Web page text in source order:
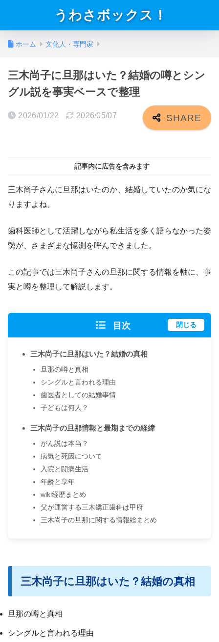
うわさボックス！
ホーム 文化人・専門家
三木尚子に旦那はいた？結婚の噂とシン
グル説を事実ベースで整理
2026/01/22 2026/05/07
記事内に広告を含みます
三木尚子さんに旦那はいたのか、結婚していたのか気にな
りますよね。
歯科医師として活躍しながら私生活を多く語らなかった姿
勢が、さまざまな憶測を呼んできました。
この記事では三木尚子さんの旦那に関する情報を軸に、事
実と噂を整理して解説します。
目次 閉じる
三木尚子に旦那はいた？結婚の真相
旦那の噂と真相
シングルと言われる理由
歯医者としての結婚事情
子どもは何人？
三木尚子の旦那情報と最期までの経緯
がん説は本当？
病気と死因について
入院と闘病生活
年齢と享年
wiki経歴まとめ
父が運営する三木矯正歯科は甲府
三木尚子の旦那に関する情報総まとめ
三木尚子に旦那はいた？結婚の真相
旦那の噂と真相
シングルと言われる理由